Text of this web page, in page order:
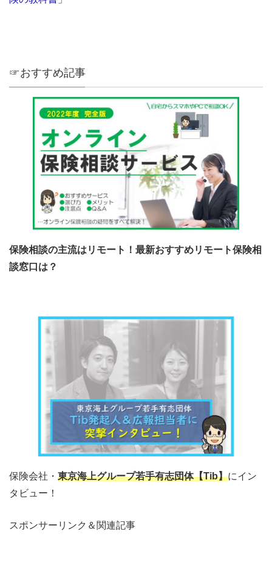
☞おすすめ記事
保険相談の主流はリモート！最新おすすめリモート保険相
談窓口は？
保険会社・ 東京海上グループ若手有志団体【Tib】にイン
タビュー！
スポンサーリンク＆関連記事